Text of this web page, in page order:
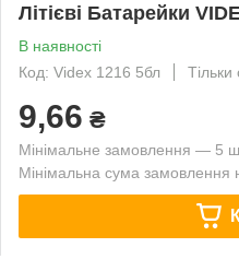
Літієві Батарейки
В наявності
Код: Videx 1216 5бл
Тільки
9,66 ₴
Мінімальне замовлення — 5
Мінімальна сума замовлення